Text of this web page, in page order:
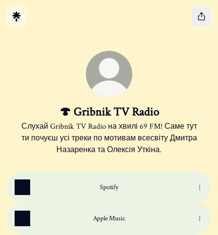
🍄 Gribnik TV Radio
Слухай Gribnik TV Radio на хвилі 69 FM! Саме тут
ти почуєш усі треки по мотивам всесвіту Дмитра
Назаренка та Олексія Уткіна.
Spotify
Apple Music